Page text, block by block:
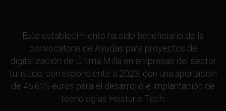
Este establecimiento ha sido beneficiario de la
convocatoria de Ayudas para proyectos de
digitalización de Última Milla en empresas del sector
turístico, correspondiente a 2023, con una aportación
de 45.625 euros para el desarrollo e implantación de
tecnologías Hosturis Tech.